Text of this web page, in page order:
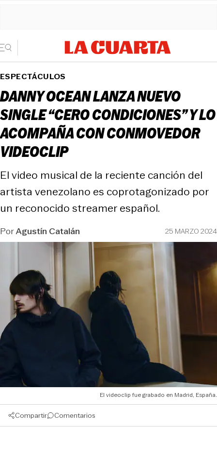
ESPECTÁCULOS
DANNY OCEAN LANZA NUEVO
SINGLE “CERO CONDICIONES” Y LO
ACOMPAÑA CON CONMOVEDOR
VIDEOCLIP
El video musical de la reciente canción del
artista venezolano es coprotagonizado por
un reconocido streamer español.
PorAgustín Catalán 25 MARZO 2024
El videoclip fue grabado en Madrid, España.
Compartir Comentarios